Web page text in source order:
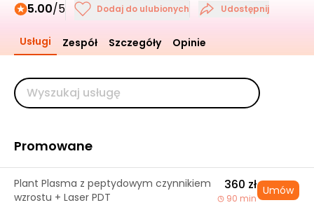
5.00/5 Dodaj do ulubionych Udostępnij
Usługi Zespół Szczegóły Opinie
Promowane
Plant Plasma z peptydowym czynnikiem
wzrostu + Laser PDT
360 zł
90 min
Umów